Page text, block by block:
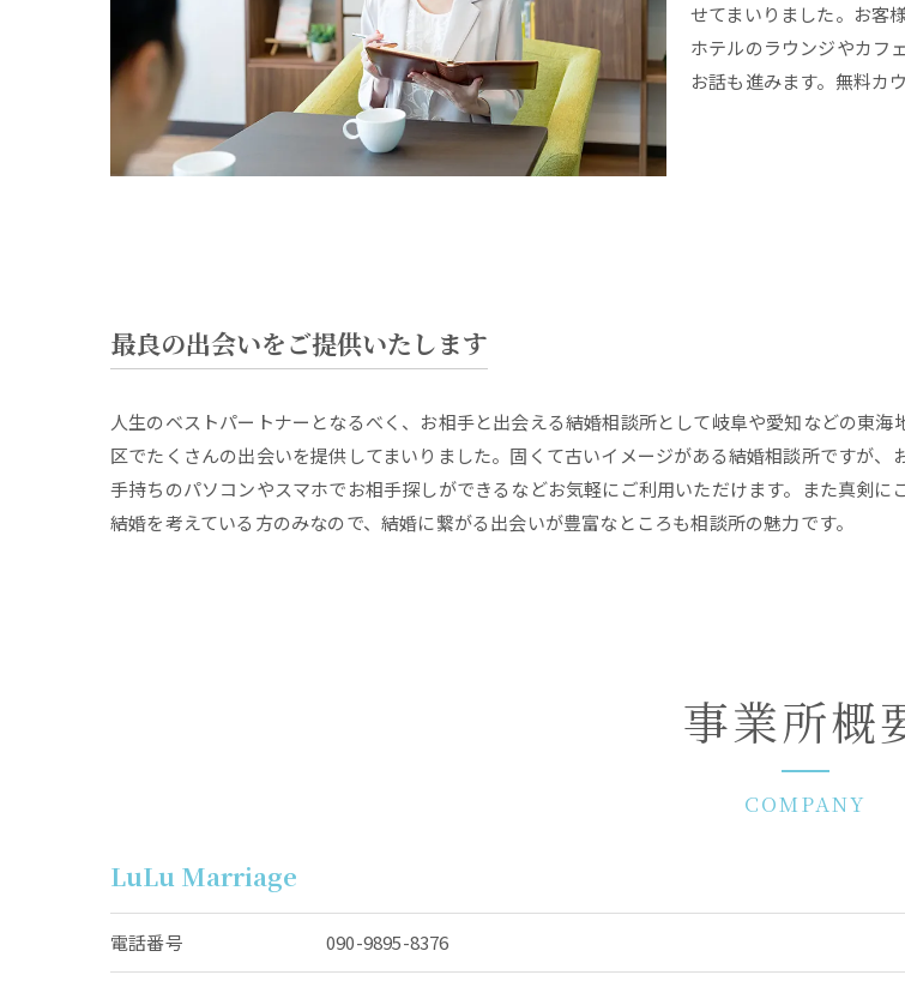
せてまいりました。お客
ホテルのラウンジやカフ
お話も進みます。無料カ
最良の出会いをご提供いたします
人生のベストパートナーとなるべく、お相手と出会える結婚相談所として岐阜や愛知などの東海
区でたくさんの出会いを提供してまいりました。固くて古いイメージがある結婚相談所ですが、
手持ちのパソコンやスマホでお相手探しができるなどお気軽にご利用いただけます。また真剣に
結婚を考えている方のみなので、結婚に繋がる出会いが豊富なところも相談所の魅力です。
事業所概
COMPANY
LuLu Marriage
電話番号 090-9895-8376